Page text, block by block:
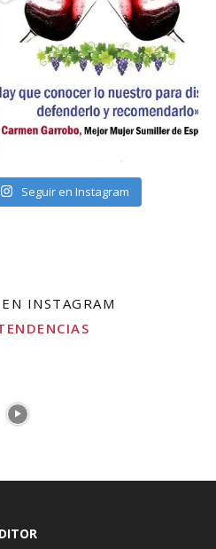
Seguir en Instagram
INSTAGRAM